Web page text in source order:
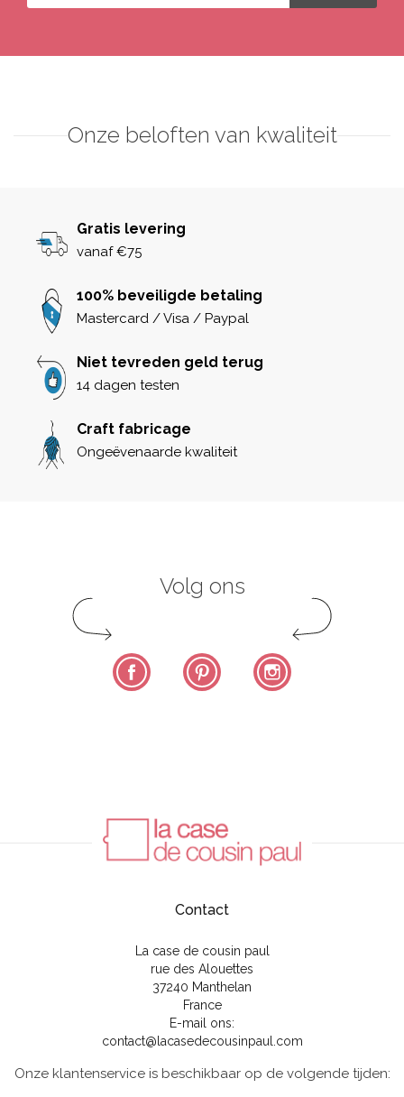
Onze beloften van kwaliteit
Gratis levering
vanaf €75
100% beveiligde betaling
Mastercard / Visa / Paypal
Niet tevreden geld terug
14 dagen testen
Craft fabricage
Ongeëvenaarde kwaliteit
Volg ons
Facebook Pinterest
Contact
La case de cousin paul
rue des Alouettes
37240 Manthelan
France
E-mail ons:
contact@lacasedecousinpaul.com
Onze klantenservice is beschikbaar op de volgende tijden: